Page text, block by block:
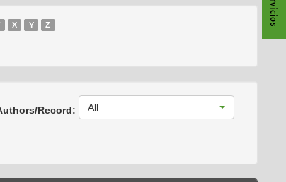
X Y Z
Record: All